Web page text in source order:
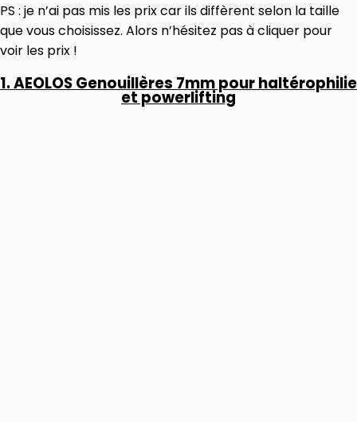
PS : je n’ai pas mis les prix car ils diffèrent selon la taille
que vous choisissez. Alors n’hésitez pas à cliquer pour
voir les prix !
1. AEOLOS Genouillères 7mm pour haltérophilie
et powerlifting